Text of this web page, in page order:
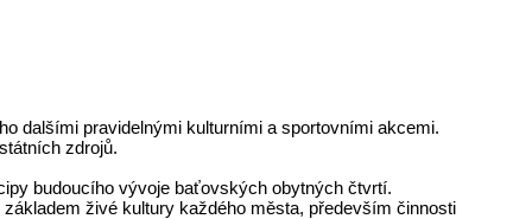
dalšími pravidelnými kulturními a sportovními akcemi.
zdrojů.
budoucího vývoje baťovských obytných čtvrtí.
živé kultury každého města, především činnosti